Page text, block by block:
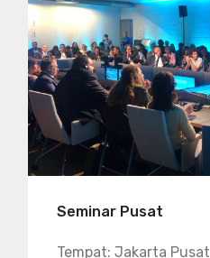
Seminar Pusat
Tempat: Jakarta Pusat